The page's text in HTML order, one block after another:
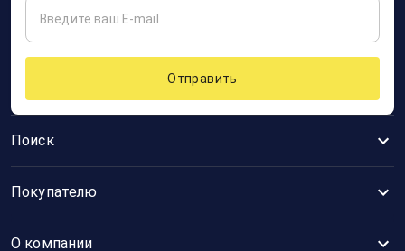
Поиск
Покупателю
О компании
Отправить